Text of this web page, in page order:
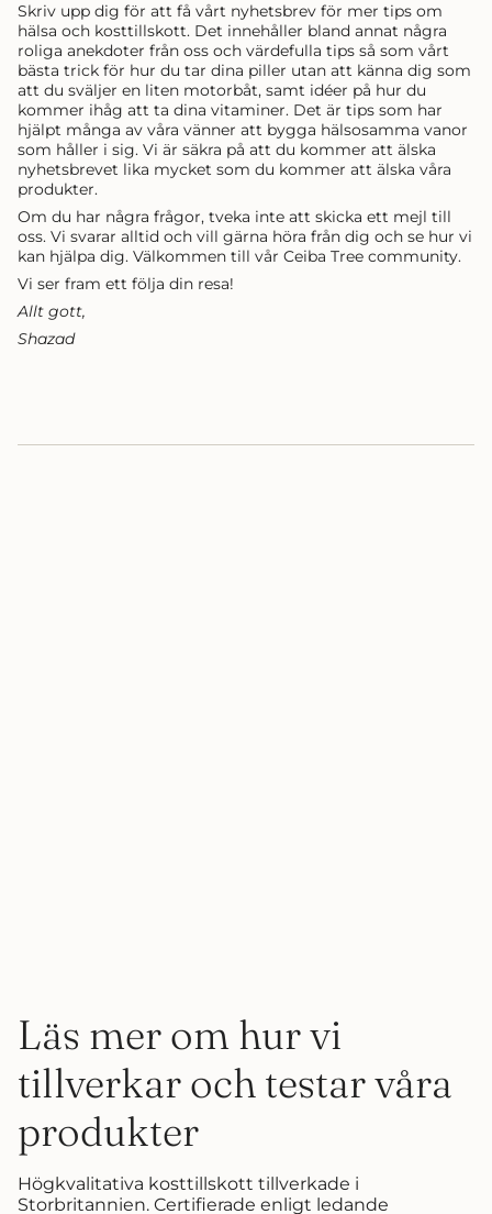
Skriv upp dig för att få vårt nyhetsbrev för mer tips om
hälsa och kosttillskott. Det innehåller bland annat några
roliga anekdoter från oss och värdefulla tips så som vårt
bästa trick för hur du tar dina piller utan att känna dig som
att du sväljer en liten motorbåt, samt idéer på hur du
kommer ihåg att ta dina vitaminer. Det är tips som har
hjälpt många av våra vänner att bygga hälsosamma vanor
som håller i sig. Vi är säkra på att du kommer att älska
nyhetsbrevet lika mycket som du kommer att älska våra
produkter.
Om du har några frågor, tveka inte att skicka ett mejl till
oss. Vi svarar alltid och vill gärna höra från dig och se hur vi
kan hjälpa dig. Välkommen till vår Ceiba Tree community.
Vi ser fram ett följa din resa!
Allt gott,
Shazad
Läs mer om hur vi
tillverkar och testar våra
produkter
Högkvalitativa kosttillskott tillverkade i
Storbritannien. Certifierade enligt ledande